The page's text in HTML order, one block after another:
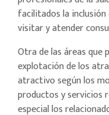
facilitados la inclusión
visitar y atender
Otra de las áreas que
explotación de los
atractivo según los
productos y servicios
especial los